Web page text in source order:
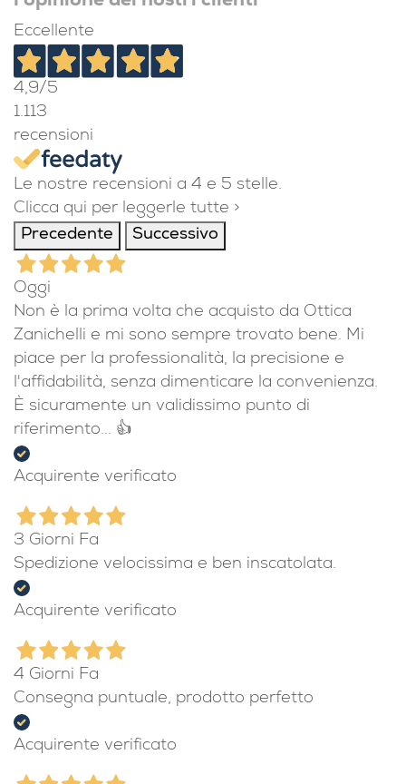
Eccellente
4,9/5
1.113
recensioni
Le nostre recensioni a 4 e 5 stelle.
Clicca qui per leggerle tutte >
Precedente
Successivo
Oggi
Non è la prima volta che acquisto da Ottica
Zanichelli e mi sono sempre trovato bene. Mi
piace per la professionalità, la precisione e
l'affidabilità, senza dimenticare la convenienza.
È sicuramente un validissimo punto di
riferimento... 👍
Acquirente verificato
3 Giorni Fa
Spedizione velocissima e ben inscatolata.
Acquirente verificato
4 Giorni Fa
Consegna puntuale, prodotto perfetto
Acquirente verificato